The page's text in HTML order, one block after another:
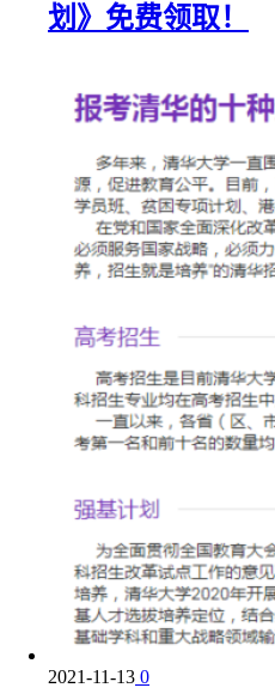
划》免费领取！
2021-11-13 0